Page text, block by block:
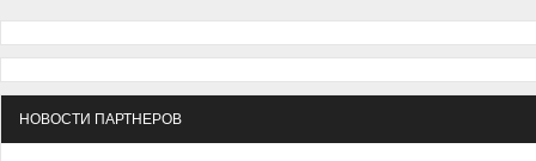
НОВОСТИ ПАРТНЕРОВ